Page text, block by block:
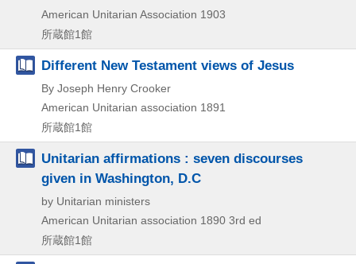
American Unitarian Association 1903
所蔵館1館
Different New Testament views of Jesus
By Joseph Henry Crooker
American Unitarian association 1891
所蔵館1館
Unitarian affirmations : seven discourses
given in Washington, D.C
by Unitarian ministers
American Unitarian association 1890 3rd ed
所蔵館1館